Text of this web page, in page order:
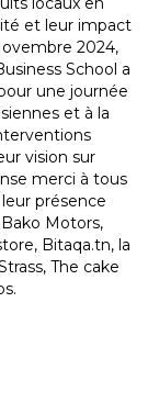
et leur impact
2024,
School a
une journée
et à la
vision sur
merci à tous
présence
Motors,
Bitaqa.tn, la
The cake